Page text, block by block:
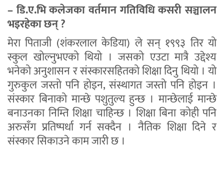
– डि.ए.भि कलेजका वर्तमान गतिविधि कसरी सञ्चालन
भइरहेका छन् ?
मेरा पिताजी (शंकरलाल केडिया) ले सन् १९९३ तिर यो
स्कुल खोल्नुभएको थियो । जसको एउटा मात्रै उद्देश्य
भनेको अनुशासन र संस्कारसहितको शिक्षा दिनु थियो । यो
गुरुकुल जस्तो पनि होइन, संस्थागत जस्तो पनि होइन ।
संस्कार बिनाको मान्छे पशुतुल्य हुन्छ । मान्छेलाई मान्छे
बनाउनका निम्ति शिक्षा चाहिन्छ । शिक्षा बिना कोही पनि
अरुसँग प्रतिष्पर्धा गर्न सक्दैन । नैतिक शिक्षा दिने र
संस्कार सिकाउने काम जारी छ ।